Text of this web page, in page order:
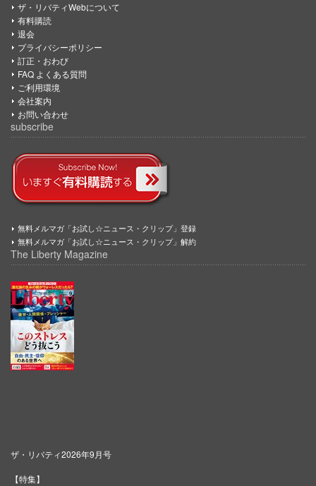
ザ・リバティWebについて
有料購読
退会
プライバシーポリシー
訂正・おわび
FAQ よくある質問
ご利用環境
会社案内
お問い合わせ
subscribe
無料メルマガ「お試し☆ニュース・クリップ」登録
無料メルマガ「お試し☆ニュース・クリップ」解約
The Liberty Magazine
ザ・リバティ2026年9月号
【特集】